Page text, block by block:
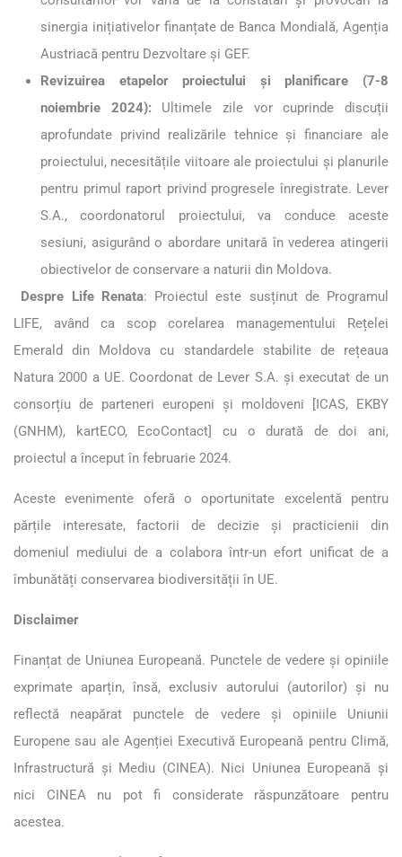
sinergia inițiativelor finanțate de Banca Mondială, Agenția
Austriacă pentru Dezvoltare și GEF.
Revizuirea etapelor proiectului și planificare (7-8
noiembrie 2024): Ultimele zile vor cuprinde discuții
aprofundate privind realizările tehnice și financiare ale
proiectului, necesitățile viitoare ale proiectului și planurile
pentru primul raport privind progresele înregistrate. Lever
S.A., coordonatorul proiectului, va conduce aceste
sesiuni, asigurând o abordare unitară în vederea atingerii
obiectivelor de conservare a naturii din Moldova.
Despre Life Renata: Proiectul este susținut de Programul
LIFE, având ca scop corelarea managementului Rețelei
Emerald din Moldova cu standardele stabilite de rețeaua
Natura 2000 a UE. Coordonat de Lever S.A. și executat de un
consorțiu de parteneri europeni și moldoveni [ICAS, EKBY
(GNHM), kartECO, EcoContact] cu o durată de doi ani,
proiectul a început în februarie 2024.
Aceste evenimente oferă o oportunitate excelentă pentru
părțile interesate, factorii de decizie și practicienii din
domeniul mediului de a colabora într-un efort unificat de a
îmbunătăți conservarea biodiversității în UE.
Disclaimer
Finanțat de Uniunea Europeană. Punctele de vedere și opiniile
exprimate aparțin, însă, exclusiv autorului (autorilor) și nu
reflectă neapărat punctele de vedere și opiniile Uniunii
Europene sau ale Agenției Executivă Europeană pentru Climă,
Infrastructură și Mediu (CINEA). Nici Uniunea Europeană și
nici CINEA nu pot fi considerate răspunzătoare pentru
acestea.